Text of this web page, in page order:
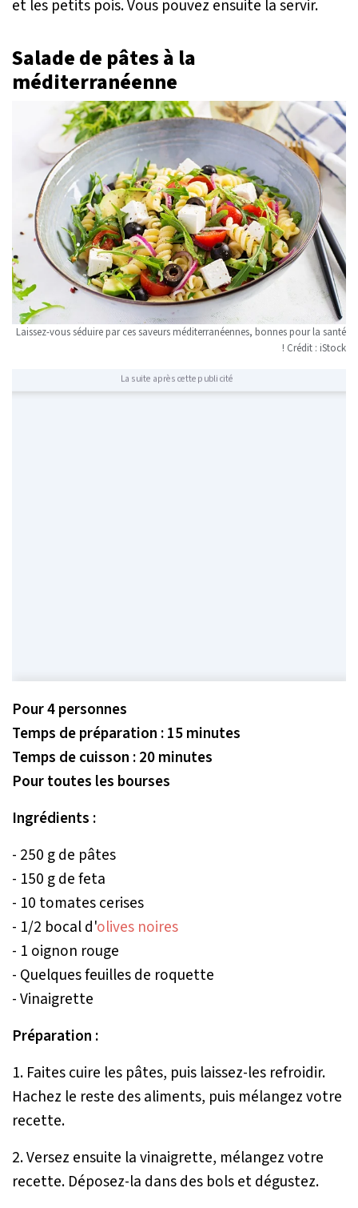
et les petits pois. Vous pouvez ensuite la servir.
Salade de pâtes à la
méditerranéenne
Laissez-vous séduire par ces saveurs méditerranéennes, bonnes pour la santé
! Crédit : iStock
La suite après cette publicité
Pour 4 personnes
Temps de préparation : 15 minutes
Temps de cuisson : 20 minutes
Pour toutes les bourses
Ingrédients :
- 250 g de pâtes
- 150 g de feta
- 10 tomates cerises
- 1/2 bocal d'olives noires
- 1 oignon rouge
- Quelques feuilles de roquette
- Vinaigrette
Préparation :
1. Faites cuire les pâtes, puis laissez-les refroidir.
Hachez le reste des aliments, puis mélangez votre
recette.
2. Versez ensuite la vinaigrette, mélangez votre
recette. Déposez-la dans des bols et dégustez.